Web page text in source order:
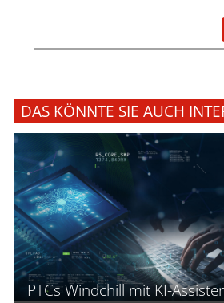
DAS KÖNNTE SIE AUCH
PTCs Windchill mit KI-